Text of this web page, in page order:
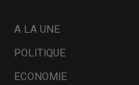
A LA UNE
POLITIQUE
ECONOMIE